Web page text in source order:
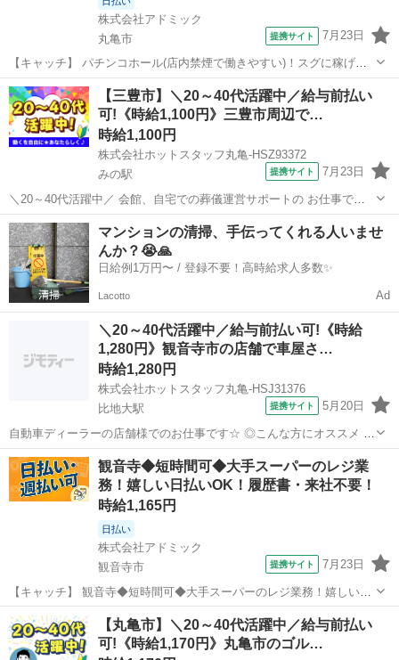
株式会社アドミック
丸亀市
提携サイト 7月23日
【キャッチ】 パチンコホール(店内禁煙で働きやすい)！スグに稼げる
日払いOK！自宅でカンタンWEB面談OK！ 【コメント】 ピッタリの
お仕事探しをサポートします♪ ★なんでもお気軽に相談できる万全の
サポート体制◎ ☆日払...
香川 丸亀市 その他
【三豊市】＼20～40代活躍中／給与前払い
可!《時給1,100円》三豊市周辺で…
時給1,100円
株式会社ホットスタッフ丸亀-HSZ93372
みの駅
提携サイト 7月23日
＼20～40代活躍中／ 会館、自宅での葬儀運営サポートの お仕事です
(^^)/ ────────────────── ＼お仕事の詳細♪/
────────────────── →会葬者様の対応、親族者様への接待
→...
香川 三豊市 その他
マンションの清掃、手伝ってくれる人いませ
んか？😭🙏
日給例1万円〜 / 登録不要！高時給求人多数✨
Lacotto Ad
＼20～40代活躍中／給与前払い可!《時給
1,280円》観音寺市の店舗で車屋さ…
時給1,280円
株式会社ホットスタッフ丸亀-HSJ31376
比地大駅
提携サイト 5月20日
自動車ディーラーの店舗様でのお仕事です☆ ◎こんな方にオススメ ■
平日にお休みが欲しい方 ■未経験からスタートしたい方 ■高時給でし
っかり稼ぎたい方 ────────────────── ＼お仕事の詳細♪/
────...
香川 比地大駅 その他
観音寺◆短時間可◆大手スーパーのレジ業
務！嬉しい日払いOK！履歴書・来社不要！
時給1,165円
日払い
株式会社アドミック
観音寺市
提携サイト 7月23日
【キャッチ】 観音寺◆短時間可◆大手スーパーのレジ業務！嬉しい日
払いOK！履歴書・来社不要！ 【コメント】 ピッタリのお仕事探しを
サポートします♪ ★安心してお仕事できるようしっかりサポート◎ ☆
お給料日前でも安心の日払...
香川 観音寺市 その他
【丸亀市】＼20～40代活躍中／給与前払い
可!《時給1,170円》丸亀市のゴル…